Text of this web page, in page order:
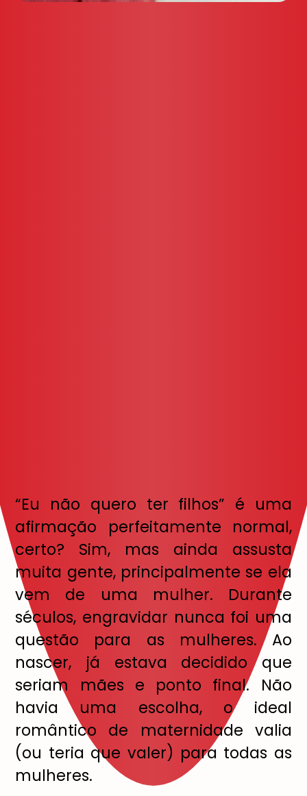
“Eu não quero ter filhos” é uma
afirmação perfeitamente normal,
certo? Sim, mas ainda assusta
muita gente, principalmente se ela
vem de uma mulher. Durante
séculos, engravidar nunca foi uma
questão para as mulheres. Ao
nascer, já estava decidido que
seriam mães e ponto final. Não
havia uma escolha, o ideal
romântico de maternidade valia
(ou teria que valer) para todas as
mulheres.